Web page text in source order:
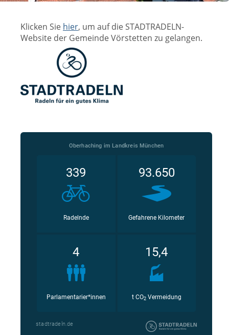
Klicken Sie hier, um auf die STADTRADELN-
Website der Gemeinde Vörstetten zu gelangen.